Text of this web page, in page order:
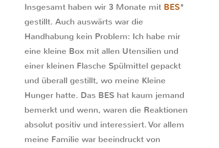
Insgesamt haben wir 3 Monate mit BES*
gestillt. Auch auswärts war die
Handhabung kein Problem: Ich habe mir
eine kleine Box mit allen Utensilien und
einer kleinen Flasche Spülmittel gepackt
und überall gestillt, wo meine Kleine
Hunger hatte. Das BES hat kaum jemand
bemerkt und wenn, waren die Reaktionen
absolut positiv und interessiert. Vor allem
meine Familie war beeindruckt von